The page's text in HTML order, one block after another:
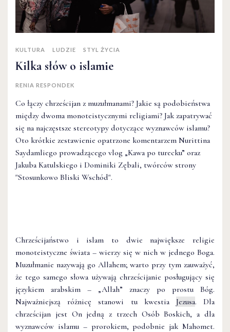
KULTURA LUDZIE STYL ŻYCIA
Kilka słów o islamie
RENIA RESPONDEK
Co łączy chrześcijan z muzułmanami? Jakie są podobieństwa
między dwoma monoteistycznymi religiami? Jak zapatrywać
się na najczęstsze stereotypy dotyczące wyznawców islamu?
Oto krótkie zestawienie opatrzone komentarzem Nurittina
Saydamliego prowadzącego vlog „Kawa po turecku” oraz
Jakuba Katulskiego i Dominiki Zębali, twórców strony
"Stosunkowo Bliski Wschód".
Chrześcijaństwo i islam to dwie największe religie
monoteistyczne świata – wierzy się w nich w jednego Boga.
Muzułmanie nazywają go Allahem; warto przy tym zauważyć,
że tego samego słowa używają chrześcijanie posługujący się
językiem arabskim – „Allah” znaczy po prostu Bóg.
Najważniejszą różnicę stanowi tu kwestia Jezusa. Dla
chrześcijan jest On jedną z trzech Osób Boskich, a dla
wyznawców islamu – prorokiem, podobnie jak Mahomet.